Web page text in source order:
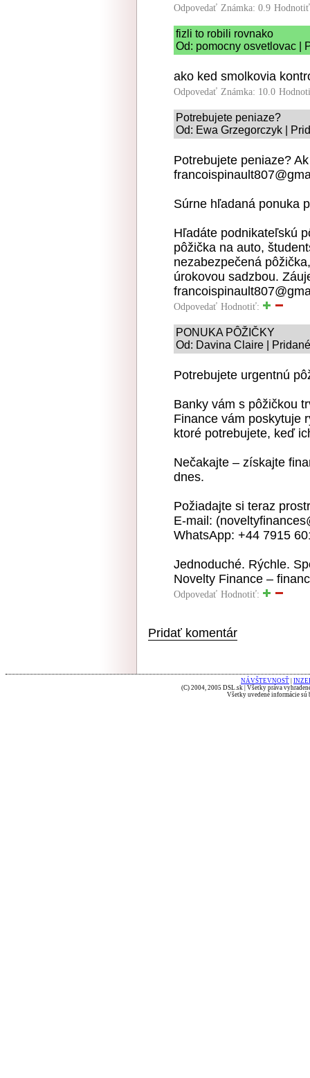
Odpovedať Známka: 0.9
fizli to robili rovnako
Od: pomocny osvetlovac |
ako ked smolkovia
Odpovedať Známka: 10.0
Potrebujete peniaze?
Od: Ewa Grzegorczyk |
Potrebujete peniaze?
Súrne hľadaná ponuka
Hľadáte podnikateľskú
pôžička na auto,
nezabezpečená
úrokovou sadzbou.
Odpovedať Hodnotiť:
PONUKA PÔŽIČKY
Od: Davina Claire |
Potrebujete urgentnú
Banky vám s pôžičkou
Finance vám poskytuje
ktoré potrebujete, keď
Nečakajte – získajte
dnes.
Požiadajte si teraz
E-mail:
WhatsApp: +44 7915
Jednoduché. Rýchle.
Novelty Finance –
Odpovedať Hodnotiť:
Pridať komentár
NÁVŠTEVNOSŤ
(C) 2004, 2005 DSL.sk | Všetky práva
Všetky uvedené informácie sú